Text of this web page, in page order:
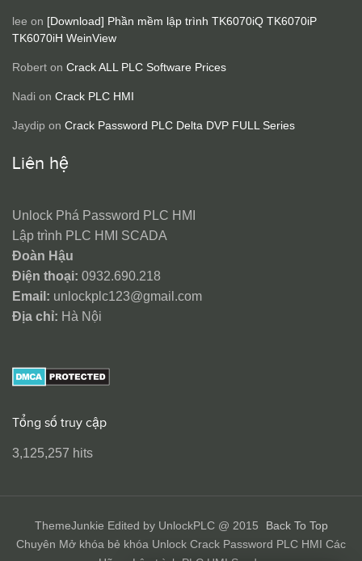
lee on [Download] Phần mềm lập trình TK6070iQ TK6070iP
TK6070iH WeinView
Robert on Crack ALL PLC Software Prices
Nadi on Crack PLC HMI
Jaydip on Crack Password PLC Delta DVP FULL Series
Liên hệ
Unlock Phá Password PLC HMI
Lập trình PLC HMI SCADA
Đoàn Hậu
Điện thoại: 0932.690.218
Email: unlockplc123@gmail.com
Địa chỉ: Hà Nội
Tổng số truy cập
3,125,257 hits
ThemeJunkie Edited by UnlockPLC @ 2015
Back To Top
Chuyên Mở khóa bẻ khóa Unlock Crack Password PLC HMI Các